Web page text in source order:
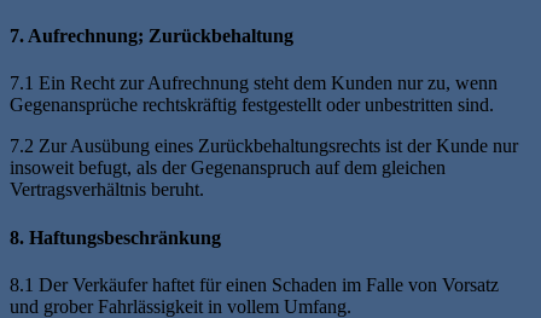
7. Aufrechnung; Zurückbehaltung
7.1 Ein Recht zur Aufrechnung steht dem Kunden nur zu, wenn
Gegenansprüche rechtskräftig festgestellt oder unbestritten sind.
7.2 Zur Ausübung eines Zurückbehaltungsrechts ist der Kunde nur
insoweit befugt, als der Gegenanspruch auf dem gleichen
Vertragsverhältnis beruht.
8. Haftungsbeschränkung
8.1 Der Verkäufer haftet für einen Schaden im Falle von Vorsatz
und grober Fahrlässigkeit in vollem Umfang.